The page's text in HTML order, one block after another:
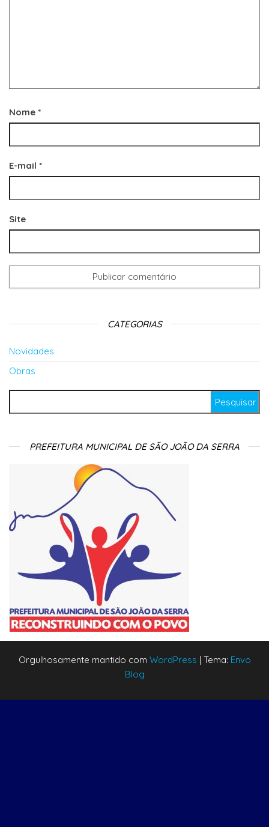
Nome *
E-mail *
Site
CATEGORIAS
Novidades
Obras
PREFEITURA MUNICIPAL DE SÃO JOÃO DA SERRA
Orgulhosamente mantido com WordPress | Tema: Envo
Blog